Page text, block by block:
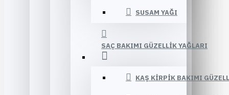
SUSAM YAĞI
SAÇ BAKIMI GÜZELLIK YAĞLARI
KAŞ KIRPIK BAKIMI